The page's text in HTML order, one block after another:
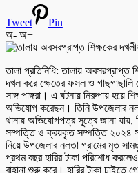
Tweet
Pin
অ- অ+
‎তালা প্রতিনিধি: তালায়
দখল করে ক্ষেতের ফসল ও গাছগাছালি
সাঙ্গ পাঙ্গরা। এ ঘটনায় নিরুপায় হয়ে
অভিযোগ করেছন। তিনি উপজেলার
‎থানায় অভিযোগপত্র সূত্রে জানা
সম্পত্তি ও ক্রয়কৃত সম্পত্তি ২০২৪ সাল
নিয়ে উপজেলার নলতা গ্রামের মৃত
প্রথম বছর হারির টাকা পরিশোধ
বাহানা শুরু করে। হারির টাকা চাইতে